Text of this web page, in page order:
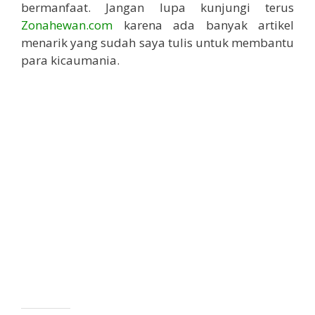
bermanfaat. Jangan lupa kunjungi terus
Zonahewan.com karena ada banyak artikel
menarik yang sudah saya tulis untuk membantu
para kicaumania.